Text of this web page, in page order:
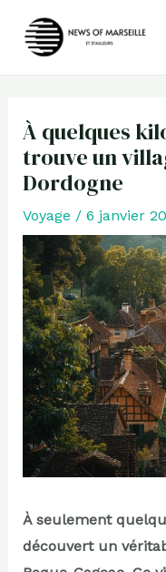
À quelques
trouve un
Dordogne
Voyage / 6 janvier
À seulement
découvert un